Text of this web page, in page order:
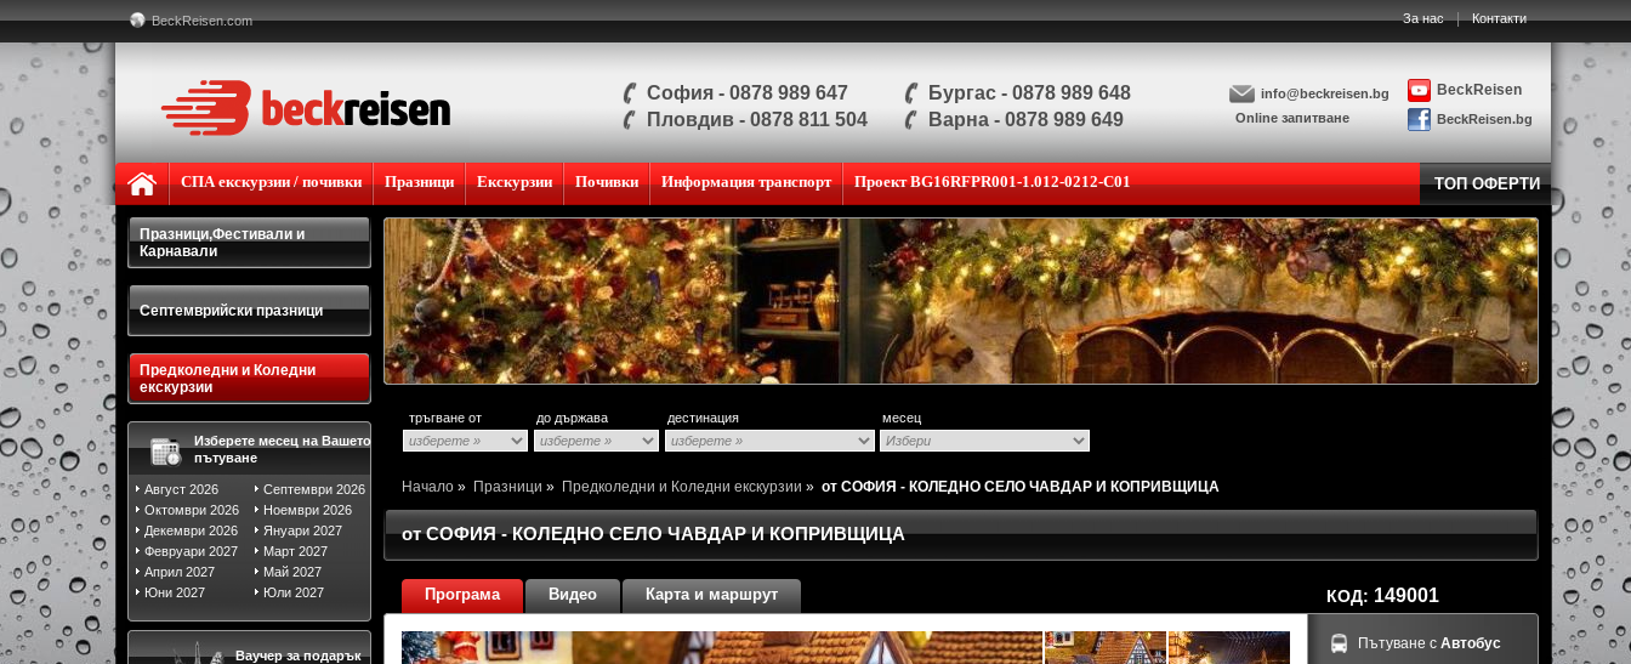
За нас | Контакти
BeckReisen.com
София - 0878 989 647
Пловдив - 0878 811 504
Бургас - 0878 989 648
Варна - 0878 989 649
info@beckreisen.bg
Online запитване
BeckReisen
BeckReisen.bg
ТОП ОФЕРТИ
СПА екскурзии / почивки Празници Екскурзии Почивки Информация транспорт Проект BG16RFPR001-1.012-0212-C01
Празници,Фестивали и
Карнавали
Септемврийски празници
Предколедни и Коледни
екскурзии
Изберете месец на Вашето
пътуване
Август 2026
Септември 2026
Октомври 2026
Ноември 2026
Декември 2026
Януари 2027
Февруари 2027
Март 2027
Април 2027
Май 2027
Юни 2027
Юли 2027
Ваучер за подарък
тръгване от до държава дестинация месец
Начало » Празници » Предколедни и Коледни екскурзии » от СОФИЯ - КОЛЕДНО СЕЛО ЧАВДАР И КОПРИВЩИЦА
от СОФИЯ - КОЛЕДНО СЕЛО ЧАВДАР И КОПРИВЩИЦА
КОД: 149001
Програма Видео Карта и маршрут
Пътуване с Автобус